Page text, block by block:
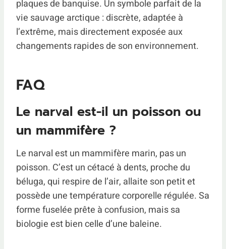
plaques de banquise. Un symbole parfait de la
vie sauvage arctique : discrète, adaptée à
l’extrême, mais directement exposée aux
changements rapides de son environnement.
FAQ
Le narval est-il un poisson ou
un mammifère ?
Le narval est un mammifère marin, pas un
poisson. C’est un cétacé à dents, proche du
béluga, qui respire de l’air, allaite son petit et
possède une température corporelle régulée. Sa
forme fuselée prête à confusion, mais sa
biologie est bien celle d’une baleine.